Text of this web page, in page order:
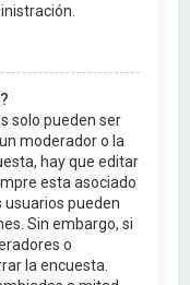
solo pueden ser
moderador o la
hay que editar
esta asociado
usuarios pueden
Sin embargo, si
o
la encuesta.